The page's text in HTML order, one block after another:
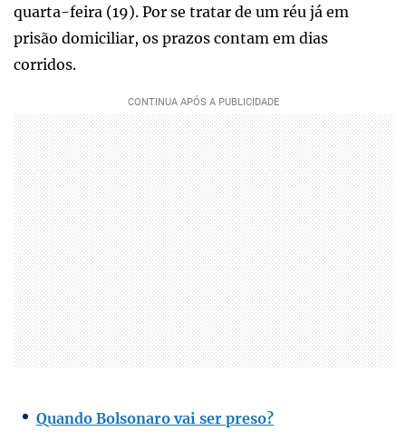
quarta-feira (19). Por se tratar de um réu já em
prisão domiciliar, os prazos contam em dias
corridos.
Quando Bolsonaro vai ser preso?